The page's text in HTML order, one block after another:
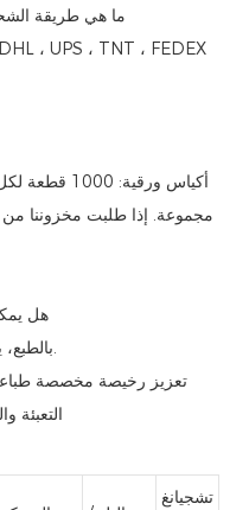
12.ما هي طريقة
14. هل
--- بالطبع، يمكننا طباعة شعارك على الحقائب.
تشجيانغ